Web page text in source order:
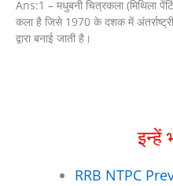
Ans:1 – मधुबनी चित्रकला (मिथिला
कला है जिसे 1970 के दशक में
द्वारा बनाई जाती है।
इन्हें
RRB NTPC